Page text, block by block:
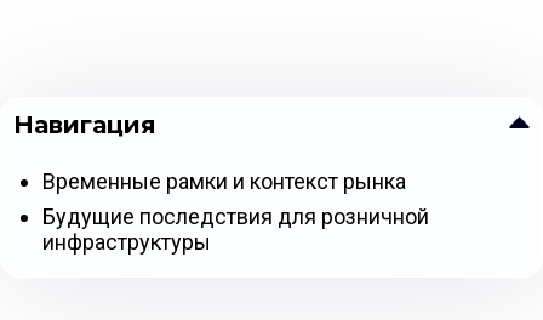
Навигация
Временные рамки и контекст рынка
Будущие последствия для розничной
инфраструктуры